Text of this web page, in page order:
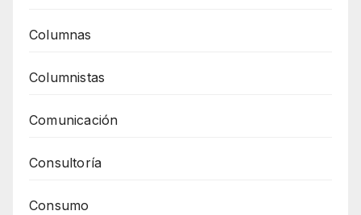
Columnas
Columnistas
Comunicación
Consultoría
Consumo